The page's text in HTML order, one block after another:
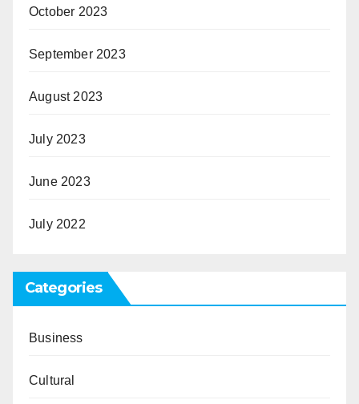
October 2023
September 2023
August 2023
July 2023
June 2023
July 2022
Categories
Business
Cultural